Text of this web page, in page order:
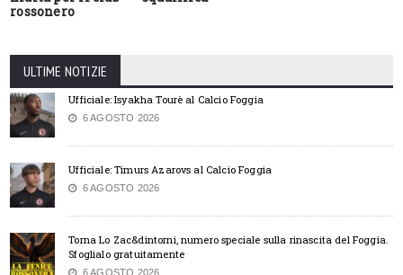
rossonero
ULTIME NOTIZIE
Ufficiale: Isyakha Tourè al Calcio Foggia
6 AGOSTO 2026
Ufficiale: Timurs Azarovs al Calcio Foggia
6 AGOSTO 2026
Torna Lo Zac&dintorni, numero speciale sulla rinascita del Foggia.
Sfoglialo gratuitamente
6 AGOSTO 2026